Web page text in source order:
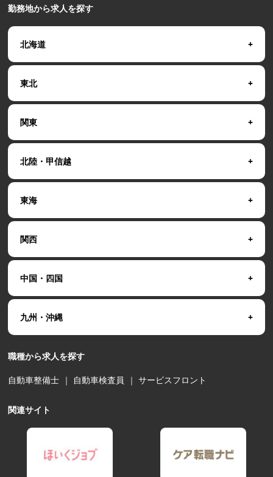
勤務地から求人を探す
北海道
東北
関東
北陸・甲信越
東海
関西
中国・四国
九州・沖縄
職種から求人を探す
自動車整備士 ｜ 自動車検査員 ｜サービスフロント
関連サイト